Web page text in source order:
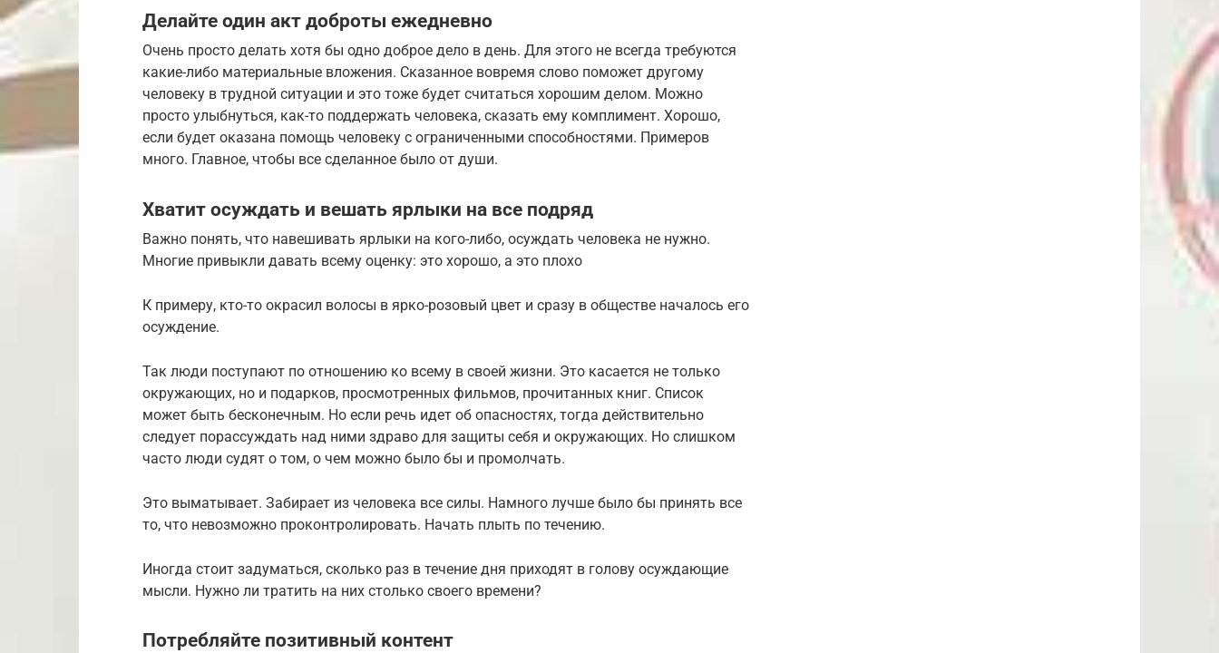
​Делайте один акт доброты ежедневно
Очень просто делать хотя бы одно доброе дело в день. Для этого не всегда требуются
какие-либо материальные вложения. Сказанное вовремя слово поможет другому
человеку в трудной ситуации и это тоже будет считаться хорошим делом. Можно
просто улыбнуться, как-то поддержать человека, сказать ему комплимент. Хорошо,
если будет оказана помощь человеку с ограниченными способностями. Примеров
много. Главное, чтобы все сделанное было от души.
​Хватит осуждать и вешать ярлыки на все подряд
Важно понять, что навешивать ярлыки на кого-либо, осуждать человека не нужно.
Многие привыкли давать всему оценку: это хорошо, а это плохо
К примеру, кто-то окрасил волосы в ярко-розовый цвет и сразу в обществе началось его
осуждение.
Так люди поступают по отношению ко всему в своей жизни. Это касается не только
окружающих, но и подарков, просмотренных фильмов, прочитанных книг. Список
может быть бесконечным. Но если речь идет об опасностях, тогда действительно
следует порассуждать над ними здраво для защиты себя и окружающих. Но слишком
часто люди судят о том, о чем можно было бы и промолчать.
Это выматывает. Забирает из человека все силы. Намного лучше было бы принять все
то, что невозможно проконтролировать. Начать плыть по течению.
Иногда стоит задуматься, сколько раз в течение дня приходят в голову осуждающие
мысли. Нужно ли тратить на них столько своего времени?
​Потребляйте позитивный контент